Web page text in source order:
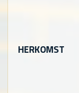
HERKOMST